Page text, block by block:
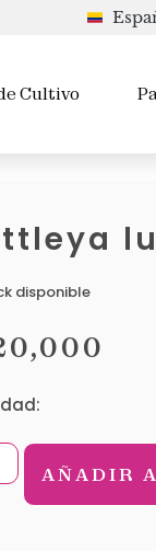
Cultivo
disponible
AÑADIR